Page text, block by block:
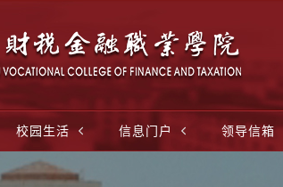
校园生活 信息门户 领导信箱